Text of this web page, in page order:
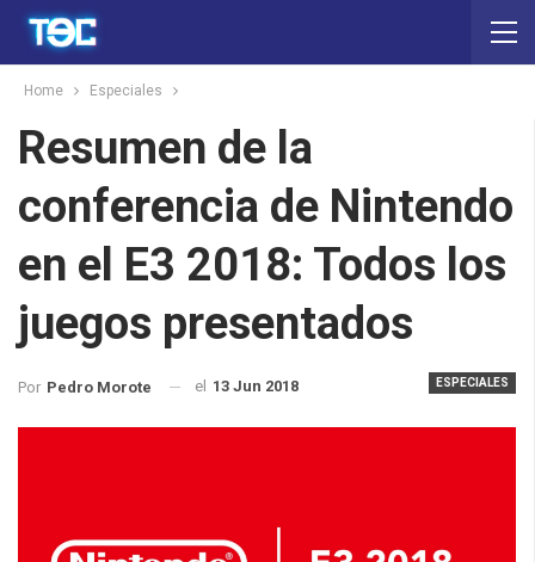
Home Especiales
Resumen de la
conferencia de Nintendo
en el E3 2018: Todos los
juegos presentados
ESPECIALES
Por Pedro Morote el 13 Jun 2018